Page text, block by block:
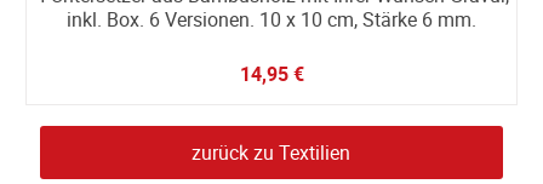
inkl. Box. 6 Versionen. 10 x 10 cm, Stärke 6 mm.
14,95 €
zurück zuTextilien